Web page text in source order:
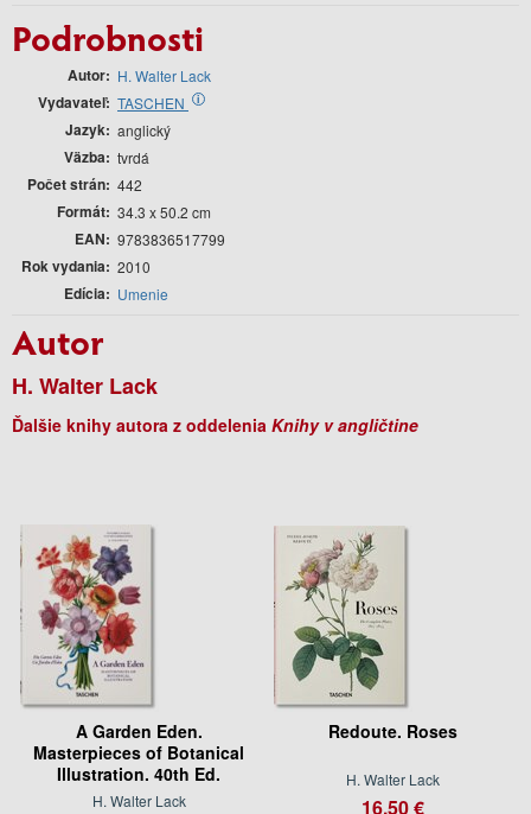
Podrobnosti
Autor H. Walter Lack
Vydavateľ TASCHEN i
Jazyk anglický
Väzba tvrdá
Počet strán 442
Formát 34.3 x 50.2 cm
EAN 9783836517799
Rok vydania 2010
Edícia Umenie
Autor
H. Walter Lack
Ďalšie knihy autora z oddelenia Knihy v angličtine
A Garden Eden.
Masterpieces of Botanical
Illustration. 40th Ed.
H. Walter Lack
Redoute. Roses
H. Walter Lack
16.50 €